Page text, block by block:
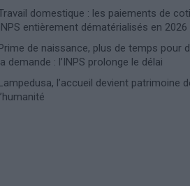
domestique : les paiements de
INPS entièrement dématérialisés en 2026
Prime de naissance, plus de temps pour
la demande : l’INPS prolonge le délai
Lampedusa, l’accueil devient patrimoine
l’humanité